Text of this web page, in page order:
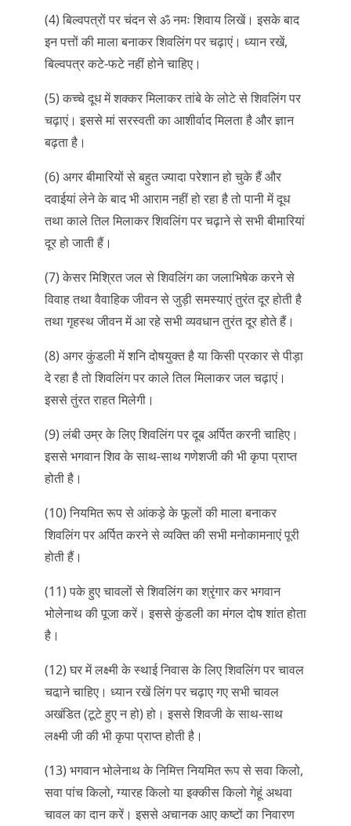
(4) बिल्वपत्रों पर चंदन से ॐ नमः शिवाय लिखें। इसके बाद
इन पत्तों की माला बनाकर शिवलिंग पर चढ़ाएं। ध्यान रखें,
बिल्वपत्र कटे-फटे नहीं होने चाहिए।
(5) कच्चे दूध में शक्कर मिलाकर तांबे के लोटे से शिवलिंग पर
चढ़ाएं। इससे मां सरस्वती का आशीर्वाद मिलता है और ज्ञान
बढ़ता है।
(6) अगर बीमारियों से बहुत ज्यादा परेशान हो चुके हैं और
दवाईयां लेने के बाद भी आराम नहीं हो रहा है तो पानी में दूध
तथा काले तिल मिलाकर शिवलिंग पर चढ़ाने से सभी बीमारियां
दूर हो जाती हैं।
(7) केसर मिश्रित जल से शिवलिंग का जलाभिषेक करने से
विवाह तथा वैवाहिक जीवन से जुड़ी समस्याएं तुरंत दूर होती है
तथा गृहस्थ जीवन में आ रहे सभी व्यवधान तुरंत दूर होते हैं।
(8) अगर कुंडली में शनि दोषयुक्त है या किसी प्रकार से पीड़ा
दे रहा है तो शिवलिंग पर काले तिल मिलाकर जल चढ़ाएं।
इससे तुंरत राहत मिलेगी।
(9) लंबी उम्र के लिए शिवलिंग पर दूब अर्पित करनी चाहिए।
इससे भगवान शिव के साथ-साथ गणेशजी की भी कृपा प्राप्त
होती है।
(10) नियमित रूप से आंकड़े के फूलों की माला बनाकर
शिवलिंग पर अर्पित करने से व्यक्ति की सभी मनोकामनाएं पूरी
होती हैं।
(11) पके हुए चावलों से शिवलिंग का श्रृंगार कर भगवान
भोलेनाथ की पूजा करें। इससे कुंडली का मंगल दोष शांत होता
है।
(12) घर में लक्ष्मी के स्थाई निवास के लिए शिवलिंग पर चावल
चढा़ने चाहिए। ध्यान रखें लिंग पर चढ़ाए गए सभी चावल
अखंडित (टूटे हुए न हो) हो। इससे शिवजी के साथ-साथ
लक्ष्मी जी की भी कृपा प्राप्त होती है।
(13) भगवान भोलेनाथ के निमित्त नियमित रूप से सवा किलो,
सवा पांच किलो, ग्यारह किलो या इक्कीस किलो गेहूं अथवा
चावल का दान करें। इससे अचानक आए कष्टों का निवारण